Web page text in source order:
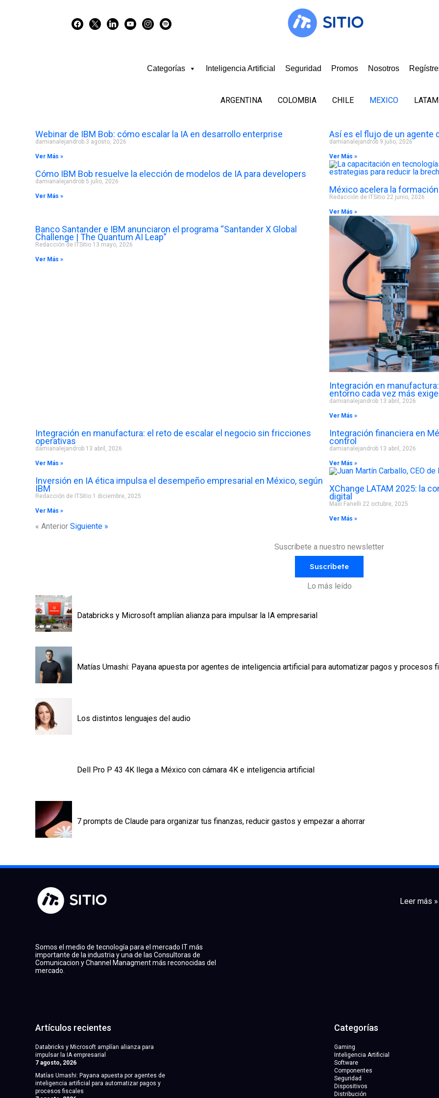
Categorías Inteligencia Artificial Seguridad Promos Nosotros
ARGENTINA COLOMBIA CHILE MEXICO LATAM
Webinar de IBM Bob: cómo escalar la IA en desarrollo enterprise
damianalejandrob 3 agosto, 2026
Ver Más »
Así es el flujo de un agente
damianalejandrob 9 julio, 2026
Ver Más »
Cómo IBM Bob resuelve la elección de modelos de IA para developers
damianalejandrob 5 julio, 2026
Ver Más »
México acelera la
Redacción de ITSitio 22 junio, 2026
Ver Más »
Banco Santander e IBM anunciaron el programa “Santander X Global
Challenge | The Quantum AI Leap”
Redacción de ITSitio 13 mayo, 2026
Ver Más »
Integración en
entorno cada vez más
damianalejandrob 13 abril, 2026
Ver Más »
Integración en manufactura: el reto de escalar el negocio sin fricciones
operativas
damianalejandrob 13 abril, 2026
Ver Más »
Integración financiera en
control
damianalejandrob 13 abril, 2026
Ver Más »
Inversión en IA ética impulsa el desempeño empresarial en México, según
IBM
Redacción de ITSitio 1 diciembre, 2025
Ver Más »
XChange LATAM 2025: la
digital
Maxi Fanelli 22 octubre, 2025
Ver Más »
« Anterior Siguiente »
Suscríbete a nuestro newsletter
Suscríbete
Lo más leído
Databricks y Microsoft amplían alianza para impulsar la IA empresarial
Matías Umashi: Payana apuesta por agentes de inteligencia artificial para automatizar pagos y procesos
Los distintos lenguajes del audio
Dell Pro P 43 4K llega a México con cámara 4K e inteligencia artificial
7 prompts de Claude para organizar tus finanzas, reducir gastos y empezar a ahorrar
Somos el medio de tecnología para el mercado IT más
importante de la industria y una de las Consultoras de
Comunicacion y Channel Managment más reconocidas del
mercado.
Leer más »
Artículos recientes
Databricks y Microsoft amplían alianza para
impulsar la IA empresarial
7 agosto, 2026
Matías Umashi: Payana apuesta por agentes de
inteligencia artificial para automatizar pagos y
procesos fiscales
Categorías
Gaming
Inteligencia Artificial
Software
Componentes
Seguridad
Dispositivos
Distribución